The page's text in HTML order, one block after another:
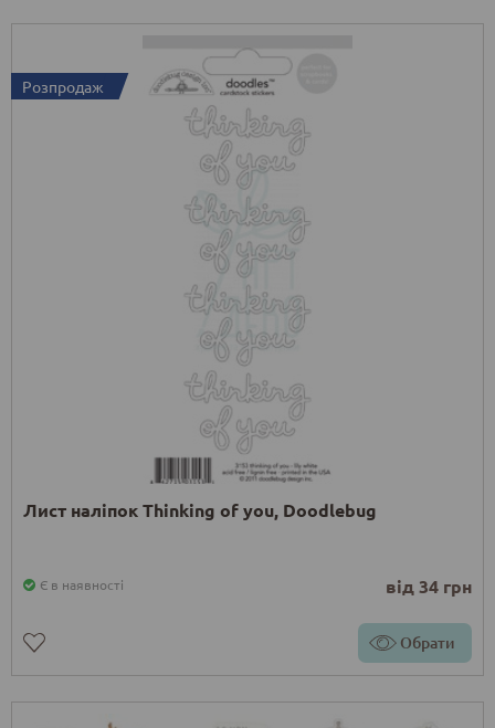
Розпродаж
Лист наліпок Thinking of you, Doodlebug
Є в наявності від 34 грн
Обрати